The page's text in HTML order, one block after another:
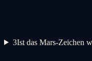
3Ist das Mars-Zeichen